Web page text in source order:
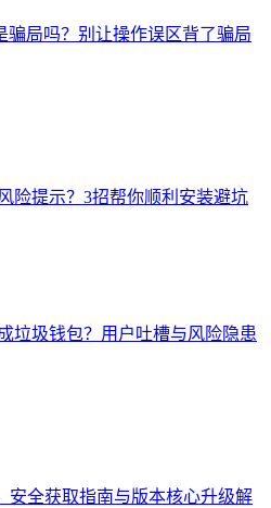
骗局吗？别让操作误区背了骗局
险提示？3招帮你顺利安装避坑
垃圾钱包？用户吐槽与风险隐患
安全获取指南与版本核心升级解